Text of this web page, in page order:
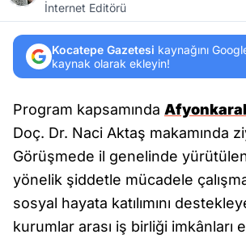
İnternet Editörü
Kocatepe Gazetesi kaynağını
kaynak olarak ekleyin!
Program kapsamında
Doç. Dr. Naci Aktaş makamında
Görüşmede il genelinde
yönelik şiddetle mücadele
sosyal hayata katılımını
kurumlar arası iş birliği imkânları